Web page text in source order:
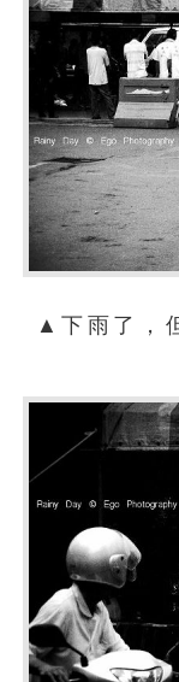
▲下雨了，